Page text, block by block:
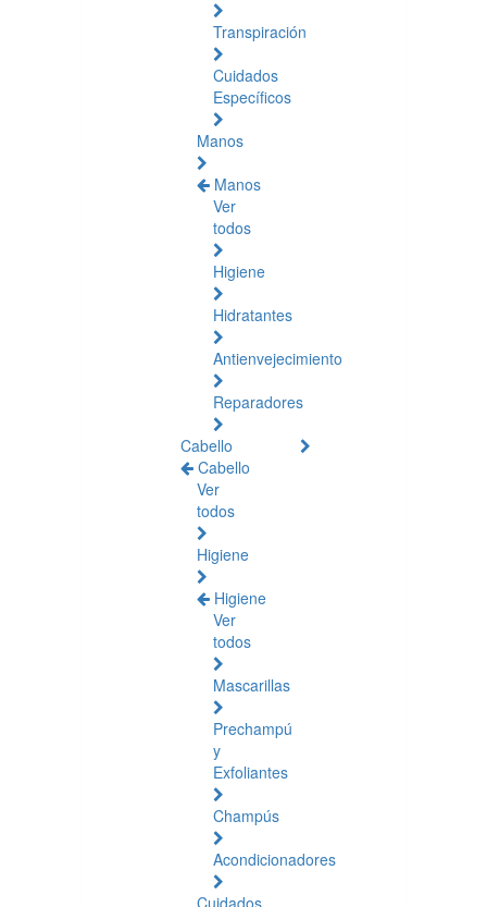
Transpiración
Cuidados
Específicos
Manos
Manos
Ver
todos
Higiene
Hidratantes
Antienvejecimiento
Reparadores
Cabello
Cabello
Ver
todos
Higiene
Higiene
Ver
todos
Mascarillas
Prechampú
y
Exfoliantes
Champús
Acondicionadores
Cuidados